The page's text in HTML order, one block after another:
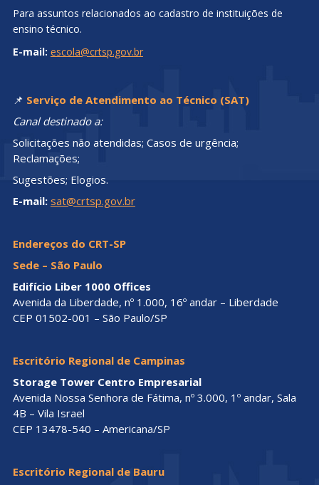
Para assuntos relacionados ao cadastro de instituições de
ensino técnico.
E-mail: escola@crtsp.gov.br
📌 Serviço de Atendimento ao Técnico (SAT)
Canal destinado a:
Solicitações não atendidas; Casos de urgência;
Reclamações;
Sugestões; Elogios.
E-mail: sat@crtsp.gov.br
Endereços do CRT-SP
Sede – São Paulo
Edifício Liber 1000 Offices
Avenida da Liberdade, nº 1.000, 16º andar – Liberdade
CEP 01502-001 – São Paulo/SP
Escritório Regional de Campinas
Storage Tower Centro Empresarial
Avenida Nossa Senhora de Fátima, nº 3.000, 1º andar, Sala
4B – Vila Israel
CEP 13478-540 – Americana/SP
Escritório Regional de Bauru